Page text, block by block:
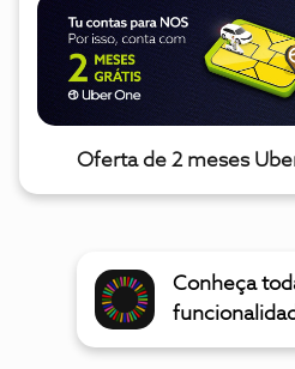
Oferta de 2 meses
Conheça